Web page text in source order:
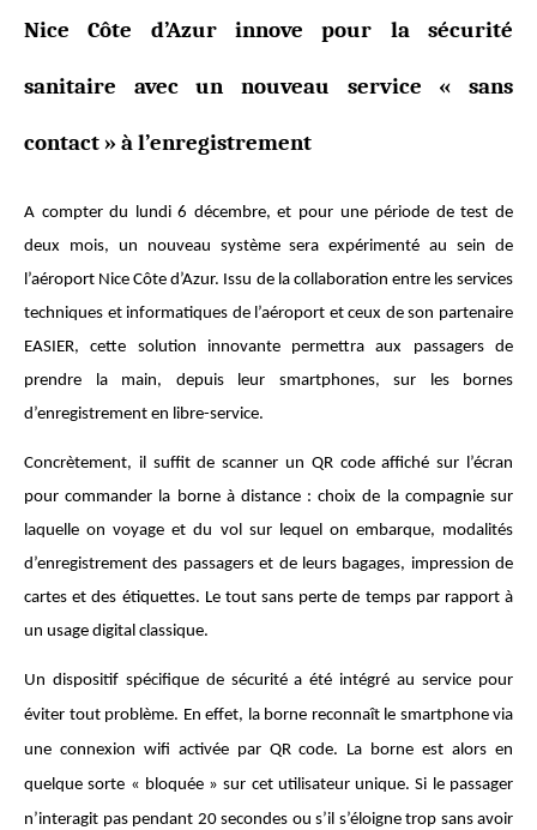
Nice Côte d’Azur innove pour la sécurité
sanitaire avec un nouveau service « sans
contact » à l’enregistrement
A compter du lundi 6 décembre, et pour une période de test de
deux mois, un nouveau système sera expérimenté au sein de
l’aéroport Nice Côte d’Azur. Issu de la collaboration entre les services
techniques et informatiques de l’aéroport et ceux de son partenaire
EASIER, cette solution innovante permettra aux passagers de
prendre la main, depuis leur smartphones, sur les bornes
d’enregistrement en libre-service.
Concrètement, il suffit de scanner un QR code affiché sur l’écran
pour commander la borne à distance : choix de la compagnie sur
laquelle on voyage et du vol sur lequel on embarque, modalités
d’enregistrement des passagers et de leurs bagages, impression de
cartes et des étiquettes. Le tout sans perte de temps par rapport à
un usage digital classique.
Un dispositif spécifique de sécurité a été intégré au service pour
éviter tout problème. En effet, la borne reconnaît le smartphone via
une connexion wifi activée par QR code. La borne est alors en
quelque sorte « bloquée » sur cet utilisateur unique. Si le passager
n’interagit pas pendant 20 secondes ou s’il s’éloigne trop sans avoir